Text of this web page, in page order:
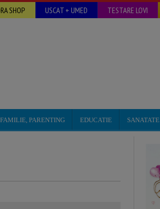
SHOP USCAT + UMED TESTARE LOVI
FAMILIE, PARENTING EDUCATIE SANATATE